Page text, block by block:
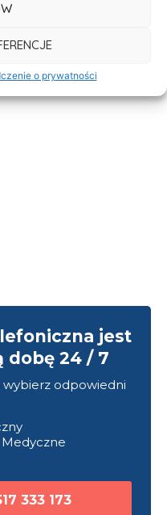
o prywatności
jest
dobę 24 / 7
wybierz odpowiedni
333 173